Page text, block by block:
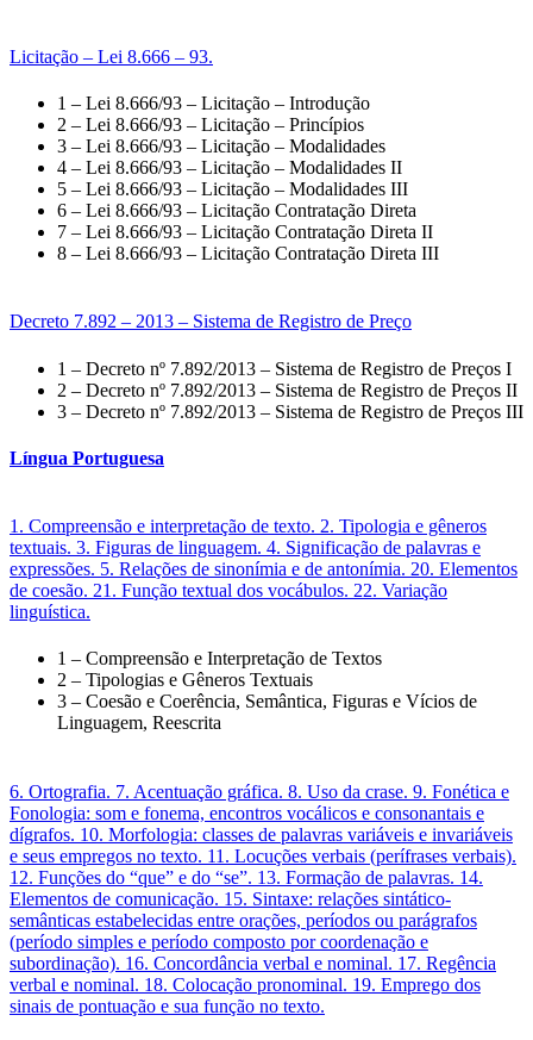
Licitação – Lei 8.666 – 93.
1 – Lei 8.666/93 – Licitação – Introdução
2 – Lei 8.666/93 – Licitação – Princípios
3 – Lei 8.666/93 – Licitação – Modalidades
4 – Lei 8.666/93 – Licitação – Modalidades II
5 – Lei 8.666/93 – Licitação – Modalidades III
6 – Lei 8.666/93 – Licitação Contratação Direta
7 – Lei 8.666/93 – Licitação Contratação Direta II
8 – Lei 8.666/93 – Licitação Contratação Direta III
Decreto 7.892 – 2013 – Sistema de Registro de Preço
1 – Decreto nº 7.892/2013 – Sistema de Registro de Preços I
2 – Decreto nº 7.892/2013 – Sistema de Registro de Preços II
3 – Decreto nº 7.892/2013 – Sistema de Registro de Preços III
Língua Portuguesa
1. Compreensão e interpretação de texto. 2. Tipologia e gêneros
textuais. 3. Figuras de linguagem. 4. Significação de palavras e
expressões. 5. Relações de sinonímia e de antonímia. 20. Elementos
de coesão. 21. Função textual dos vocábulos. 22. Variação
linguística.
1 – Compreensão e Interpretação de Textos
2 – Tipologias e Gêneros Textuais
3 – Coesão e Coerência, Semântica, Figuras e Vícios de
Linguagem, Reescrita
6. Ortografia. 7. Acentuação gráfica. 8. Uso da crase. 9. Fonética e
Fonologia: som e fonema, encontros vocálicos e consonantais e
dígrafos. 10. Morfologia: classes de palavras variáveis e invariáveis
e seus empregos no texto. 11. Locuções verbais (perífrases verbais).
12. Funções do “que” e do “se”. 13. Formação de palavras. 14.
Elementos de comunicação. 15. Sintaxe: relações sintático-
semânticas estabelecidas entre orações, períodos ou parágrafos
(período simples e período composto por coordenação e
subordinação). 16. Concordância verbal e nominal. 17. Regência
verbal e nominal. 18. Colocação pronominal. 19. Emprego dos
sinais de pontuação e sua função no texto.